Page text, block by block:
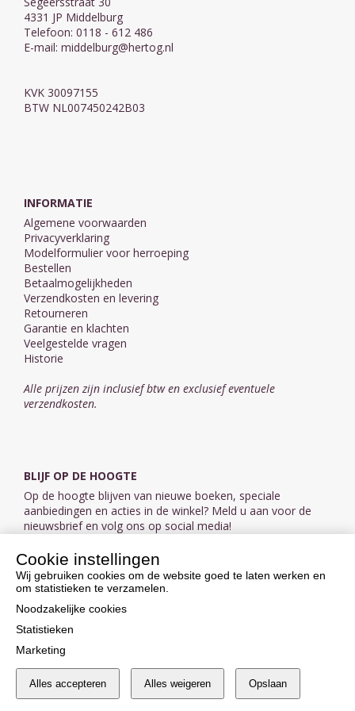
4331 JP Middelburg
Telefoon: 0118 - 612 486
E-mail: middelburg@hertog.nl
KVK 30097155
BTW NL007450242B03
INFORMATIE
Algemene voorwaarden
Privacyverklaring
Modelformulier voor herroeping
Bestellen
Betaalmogelijkheden
Verzendkosten en levering
Retourneren
Garantie en klachten
Veelgestelde vragen
Historie
Alle prijzen zijn inclusief btw en exclusief eventuele
verzendkosten.
BLIJF OP DE HOOGTE
Op de hoogte blijven van nieuwe boeken, speciale
aanbiedingen en acties in de winkel? Meld u aan voor de
nieuwsbrief en volg ons op social media!
Aanmelden nieuwsbrief
VOLG ONS OP SOCIAL MEDIA
Cookie instellingen
Cookie instellingen
Wij gebruiken cookies om de website goed te laten werken en
om statistieken te verzamelen.
Noodzakelijke cookies
Statistieken
Marketing
Alles accepteren Alles weigeren Opslaan